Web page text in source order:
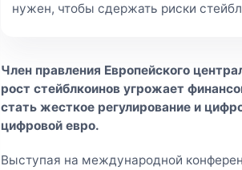
нужен, чтобы сдержать риски
Член правления Европейского
рост стейблкоинов угрожает
стать жесткое регулирование и
цифровой евро.
Выступая на международной